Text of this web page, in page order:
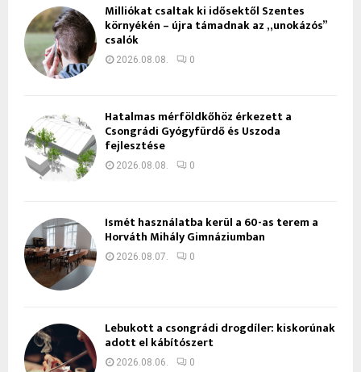
Milliókat csaltak ki idősektől Szentes
környékén – újra támadnak az „unokázós”
csalók
2026.08.08. 0
Hatalmas mérföldkőhöz érkezett a
Csongrádi Gyógyfürdő és Uszoda
fejlesztése
2026.08.08. 0
Ismét használatba kerül a 60-as terem a
Horváth Mihály Gimnáziumban
2026.08.07. 0
Lebukott a csongrádi drogdíler: kiskorúnak
adott el kábítószert
2026.08.06. 0